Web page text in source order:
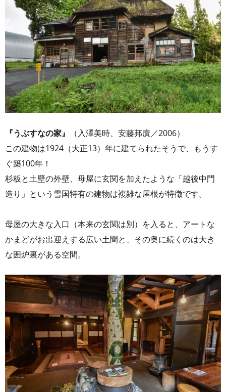
『うぶすなの家』
（入澤美時、安藤邦廣／2006）
この建物は1924（大正13）年に建てられたそうで、もうす
ぐ築100年！
杉板と土壁の外壁、母屋に玄関を加えたような「越後中門
造り」という雪国特有の建物は複雑な屋根が特徴です。
母屋の大きな入口（本来の玄関は別）を入ると、アートな
かまどがお出迎えする広い土間と、その奥に続くのは大き
な囲炉裏がある空間。